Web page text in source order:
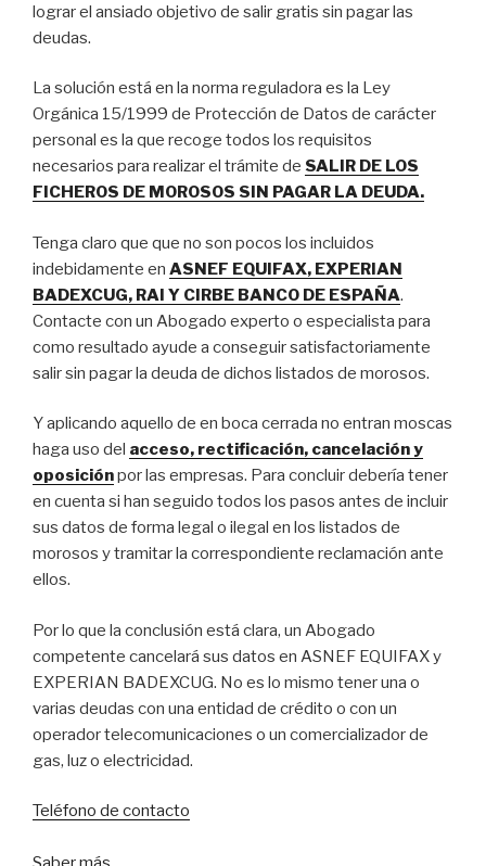
lograr el ansiado objetivo de salir gratis sin pagar las
deudas.
La solución está en la norma reguladora es la Ley
Orgánica 15/1999 de Protección de Datos de carácter
personal es la que recoge todos los requisitos
necesarios para realizar el trámite de SALIR DE LOS
FICHEROS DE MOROSOS SIN PAGAR LA DEUDA.
Tenga claro que que no son pocos los incluidos
indebidamente en ASNEF EQUIFAX, EXPERIAN
BADEXCUG, RAI Y CIRBE BANCO DE ESPAÑA.
Contacte con un Abogado experto o especialista para
como resultado ayude a conseguir satisfactoriamente
salir sin pagar la deuda de dichos listados de morosos.
Y aplicando aquello de en boca cerrada no entran moscas
haga uso del acceso, rectificación, cancelación y
oposiciónpor las empresas. Para concluir debería tener
en cuenta si han seguido todos los pasos antes de incluir
sus datos de forma legal o ilegal en los listados de
morosos y tramitar la correspondiente reclamación ante
ellos.
Por lo que la conclusión está clara, un Abogado
competente cancelará sus datos en ASNEF EQUIFAX y
EXPERIAN BADEXCUG. No es lo mismo tener una o
varias deudas con una entidad de crédito o con un
operador telecomunicaciones o un comercializador de
gas, luz o electricidad.
Teléfono de contacto